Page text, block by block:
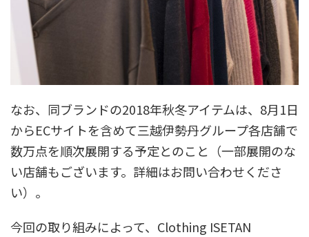
なお、同ブランドの2018年秋冬アイテムは、8月1日
からECサイトを含めて三越伊勢丹グループ各店舗で
数万点を順次展開する予定とのこと（一部展開のな
い店舗もございます。詳細はお問い合わせくださ
い）。
今回の取り組みによって、Clothing ISETAN